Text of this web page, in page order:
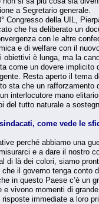
a Segretario generale.
Congresso della UIL,
che ha deliberato un
con le altre
e di welfare con il
obiettivi è lunga, ma la
come un dovere implicito
Resta aperto il tema
sta che un
interlocutore mano
del tutto naturale a
come vede le
perché abbiamo una
e a dare il nostro
di là dei colori, siamo
che il governo tenga conto
in questo Paese c’è un
e vivono momenti di
immediate a loro